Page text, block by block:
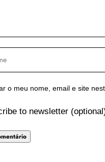
o meu nome, email e site
to newsletter